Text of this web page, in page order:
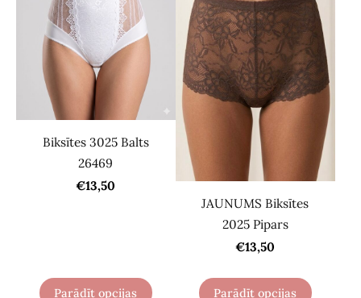
Biksītes 3025 Balts
26469
€13,50
Parādīt opcijas
JAUNUMS Biksītes
2025 Pipars
€13,50
Parādīt opcijas